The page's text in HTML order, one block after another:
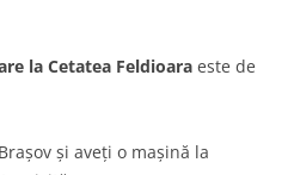
la Cetatea Feldioara este de
și aveți o mașină la